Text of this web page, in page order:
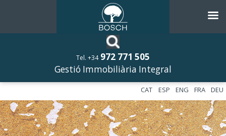
Tel. +34 972 771 505
Gestió Immobiliària Integral
DEU
FRA
ENG
ESP
CAT